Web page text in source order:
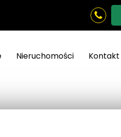
Nieruchomości Kontakt